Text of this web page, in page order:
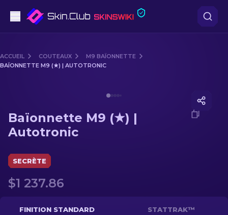
Milieu de gamme
Fusils de Précision
Gants
ACCUEIL COUTEAUX
M9 BAÏONNETTE
BAÏONNETTE M9 (★) | AUTOTRONIC
Baïonnette M9 (★) |
Autotronic
SECRÈTE
$1 237.86
FINITION STANDARD STATTRAK™